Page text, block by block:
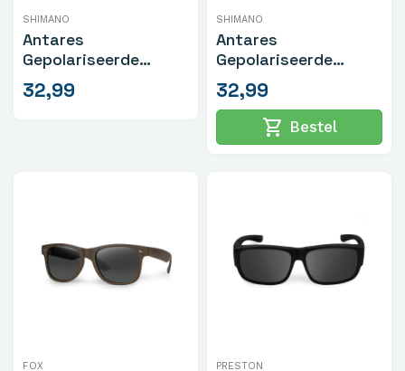
SHIMANO
Antares
Gepolariseerde
Zonnebril Mat Zwart
32,99
SHIMANO
Antares
Gepolariseerde
Zonnebril
Transparant Grijs
32,99
shopping_cart Bestel
FOX PRESTON